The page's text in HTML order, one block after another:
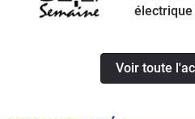
électrique
KTM à la
Voir toute